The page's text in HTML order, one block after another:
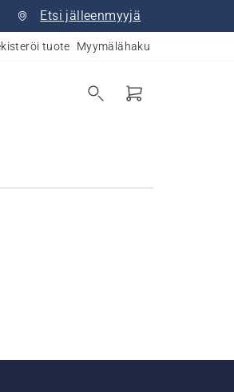
Etsi jälleenmyyjä
tuote Myymälähaku